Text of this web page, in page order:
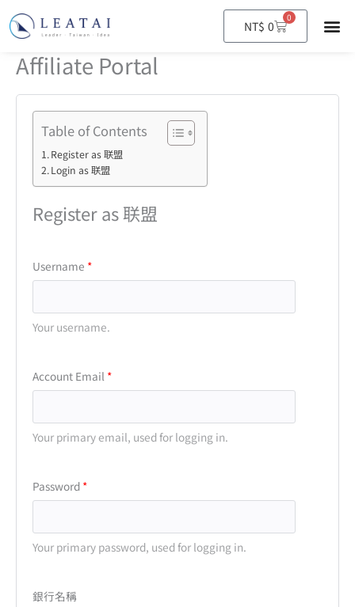
NT$ 0
0
購
物
Affiliate Portal
Table of Contents
Register as 联盟
Login as 联盟
Register as 联盟
Username
Your username.
Account Email
Your primary email, used for logging in.
Password
Your primary password, used for logging in.
銀行名稱